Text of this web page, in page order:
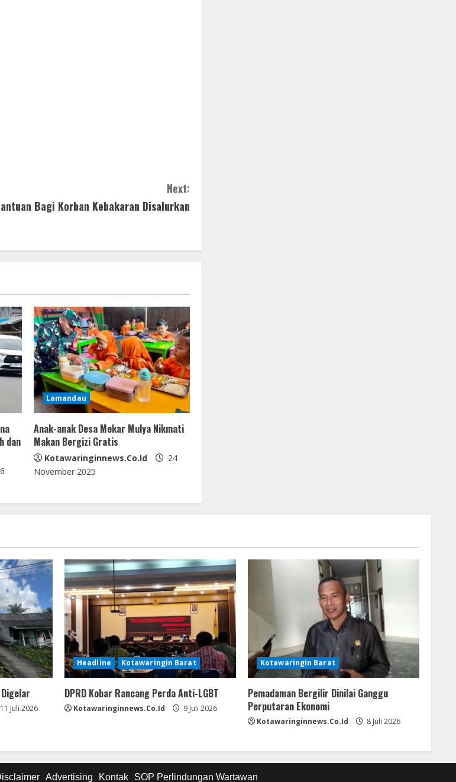
Next:
Bagi Korban Kebakaran Disalurkan
dan
6
Lamandau
Anak-anak Desa Mekar Mulya Nikmati
Makan Bergizi Gratis
Kotawaringinnews.co.id
24
November 2025
11 Juli 2026
Headline Kotawaringin Barat
DPRD Kobar Rancang Perda Anti-LGBT
Kotawaringinnews.co.id 9 Juli 2026
Kotawaringin Barat
Pemadaman Bergilir Dinilai Ganggu
Perputaran Ekonomi
Kotawaringinnews.co.id 8 Juli 2026
Advertising Kontak SOP Perlindungan Wartawan